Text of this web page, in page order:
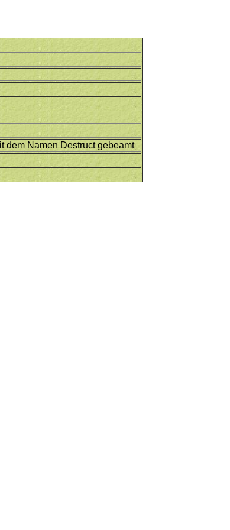
dem Namen Destruct gebeamt